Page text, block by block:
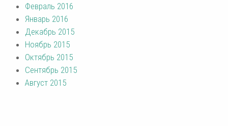
Февраль 2016
Январь 2016
Декабрь 2015
Ноябрь 2015
Октябрь 2015
Сентябрь 2015
Август 2015